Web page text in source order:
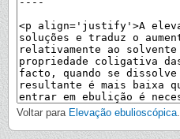
Voltar para Elevação ebulioscópica.